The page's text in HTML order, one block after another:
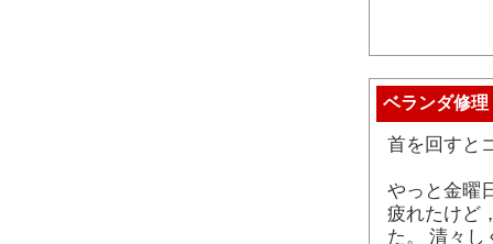
ベランダ修理
首を回すと
やっと金曜
疲れたけど
た。 清々し